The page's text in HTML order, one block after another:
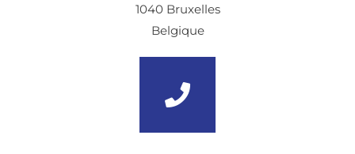
1040 Bruxelles
Belgique